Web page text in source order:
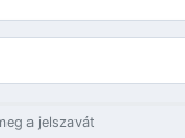
a jelszavát